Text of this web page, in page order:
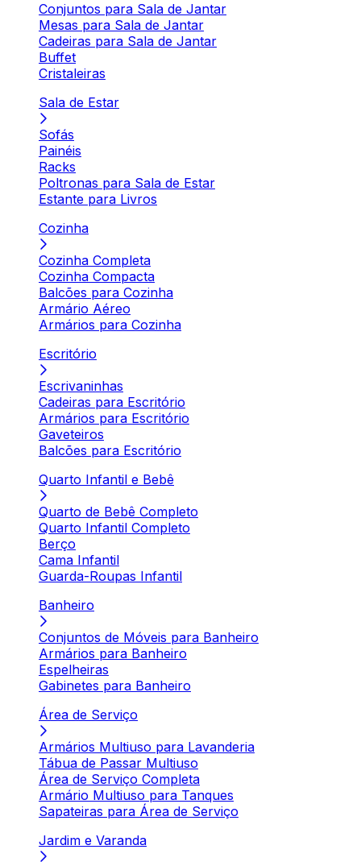
Conjuntos para Sala de Jantar
Mesas para Sala de Jantar
Cadeiras para Sala de Jantar
Buffet
Cristaleiras
Sala de Estar
Sofás
Painéis
Racks
Poltronas para Sala de Estar
Estante para Livros
Cozinha
Cozinha Completa
Cozinha Compacta
Balcões para Cozinha
Armário Aéreo
Armários para Cozinha
Escritório
Escrivaninhas
Cadeiras para Escritório
Armários para Escritório
Gaveteiros
Balcões para Escritório
Quarto Infantil e Bebê
Quarto de Bebê Completo
Quarto Infantil Completo
Berço
Cama Infantil
Guarda-Roupas Infantil
Banheiro
Conjuntos de Móveis para Banheiro
Armários para Banheiro
Espelheiras
Gabinetes para Banheiro
Área de Serviço
Armários Multiuso para Lavanderia
Tábua de Passar Multiuso
Área de Serviço Completa
Armário Multiuso para Tanques
Sapateiras para Área de Serviço
Jardim e Varanda